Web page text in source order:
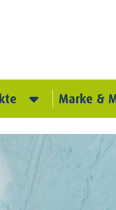
Marke &